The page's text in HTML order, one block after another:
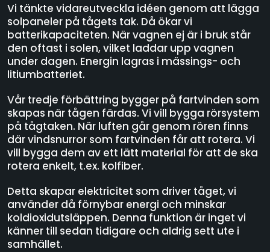
Vi tänkte vidareutveckla idéen genom att lägga
solpaneler på tågets tak. Då ökar vi
batterikapaciteten. När vagnen ej är i bruk står
den oftast i solen, vilket laddar upp vagnen
under dagen. Energin lagras i mässings- och
litiumbatteriet.
Vår tredje förbättring bygger på fartvinden som
skapas när tågen färdas. Vi vill bygga rörsystem
på tågtaken. När luften går genom rören finns
där vindsnurror som fartvinden får att rotera. Vi
vill bygga dem av ett lätt material för att de ska
rotera enkelt, t.ex. kolfiber.
Detta skapar elektricitet som driver tåget, vi
använder då förnybar energi och minskar
koldioxidutsläppen. Denna funktion är inget vi
känner till sedan tidigare och aldrig sett ute i
samhället.